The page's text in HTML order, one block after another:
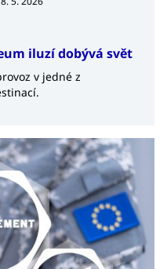
iluzí dobývá svět
v jedné z